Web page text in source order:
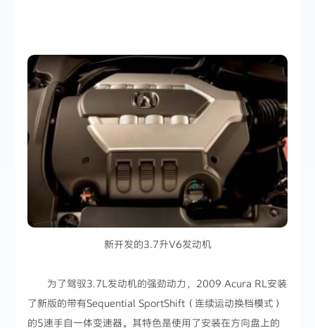
新开发的3.7升V6发动机
为了驾驭3.7L发动机的强劲动力，2009 Acura RL安装
了新版的带有Sequential SportShift（连续运动换档模式）
的5速手自一体变速器。其特色是使用了安装在方向盘上的